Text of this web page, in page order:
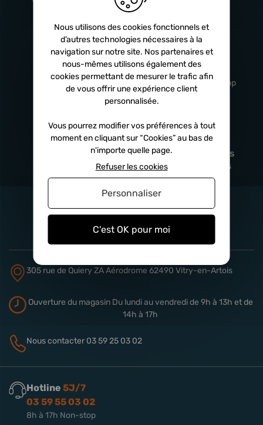
Livraison
rapide
Sous 24h à 48h
Service client
professionnel
De 8h à 17h Non-stop
Satisfait
remboursé
Paiement en
x3 fois
Sécurisé, sans frais
305 rue de Quiery ZA Aérodrome 62490 Vitry-en-Artois
Ouverture du magasinDu lundi au vendredi de 9h à 13h et de
14h à 17h
Nous contacter 03 59 25 03 02
Hotline 5J/7
03 59 55 03 02
8h à 17h Non-stop
Nous utilisons des cookies fonctionnels et
d’autres technologies nécessaires à la
navigation sur notre site. Nos partenaires et
nous-mêmes utilisons également des
cookies permettant de mesurer le trafic afin
de vous offrir une expérience client
personnalisée.
Vous pourrez modifier vos préférences à tout
moment en cliquant sur “Cookies” au bas de
n'importe quelle page.
C'est OK pour moi
Refuser les cookies
Personnaliser